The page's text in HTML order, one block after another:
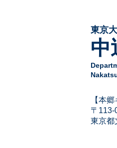
東京
中
【本
〒113-
東京都